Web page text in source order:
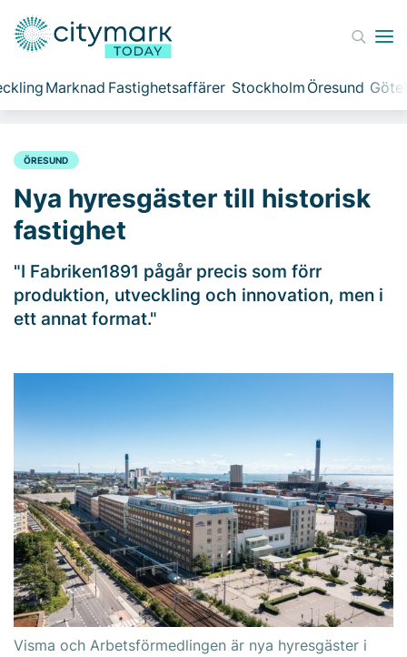
Marknad Fastighetsaffärer Stockholm Öresund
ÖRESUND
Nya hyresgäster till historisk
fastighet
"I Fabriken1891 pågår precis som förr
produktion, utveckling och innovation, men i
ett annat format."
Visma och Arbetsförmedlingen är nya hyresgäster i